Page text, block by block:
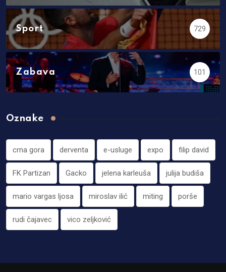
Sport 729
Zabava 101
Oznake
crna gora derventa e-usluge expo filip david
FK Partizan Gacko jelena karleuša julija budiša
mario vargas ljosa miroslav ilić miting porše
rudi čajavec vico zeljković